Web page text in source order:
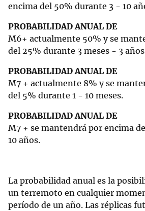
encima del 50% durante 3 - 10
PROBABILIDAD ANUAL DE
M6+ actualmente 50% y se
del 25% durante 3 meses - 3
PROBABILIDAD ANUAL DE
M7 + actualmente 8% y se
del 5% durante 1 - 10 meses.
PROBABILIDAD ANUAL DE
M7 + se mantendrá por encima
10 años.
La probabilidad anual es la
un terremoto en cualquier
período de un año. Las réplicas